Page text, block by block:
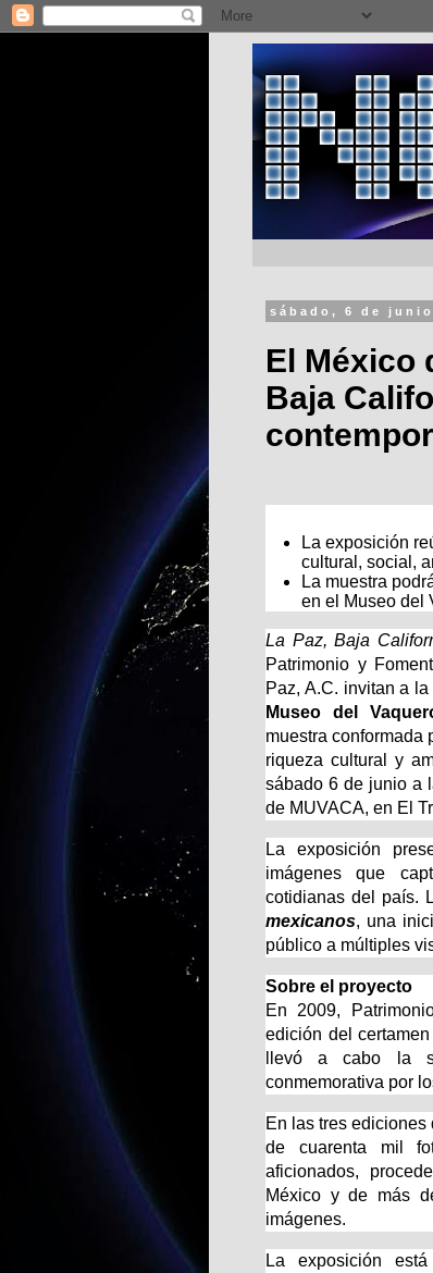
sábado, 6 de junio
El México
Baja
La exposición
cultural, social,
La muestra
en el Museo del
La Paz, Baja
Patrimonio y
Paz, A.C. invitan a
Museo del
muestra conformada
riqueza cultural y
sábado 6 de junio a
de MUVACA, en El
La exposición
imágenes que
cotidianas del país.
mexicanos, una
público a múltiples
Sobre el proyecto
En 2009,
edición del
llevó a cabo la
conmemorativa por
En las tres
de cuarenta mil
aficionados,
México y de más
imágenes.
La exposición